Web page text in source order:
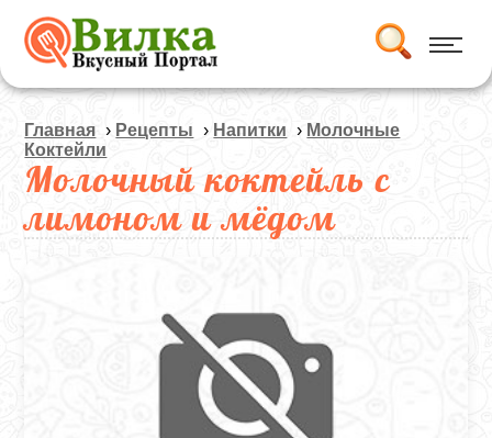
Главная › Рецепты › Напитки › Молочные
Коктейли
Молочный коктейль с
лимоном и мёдом